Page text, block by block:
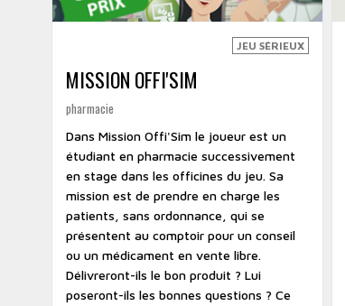
JEU SÉRIEUX
MISSION OFFI'SIM
pharmacie
Dans Mission Offi'Sim le joueur est un
étudiant en pharmacie successivement
en stage dans les officines du jeu. Sa
mission est de prendre en charge les
patients, sans ordonnance, qui se
présentent au comptoir pour un conseil
ou un médicament en vente libre.
Délivreront-ils le bon produit ? Lui
poseront-ils les bonnes questions ? Ce